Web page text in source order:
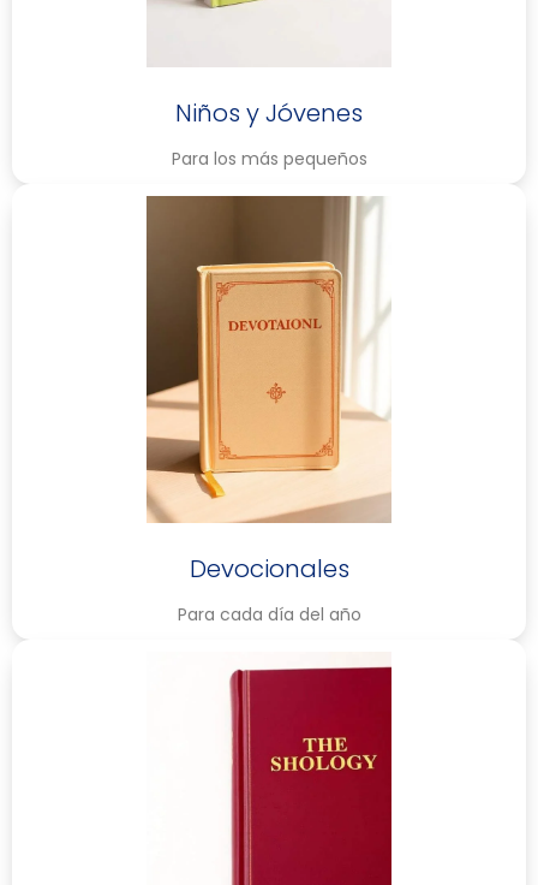
Niños y Jóvenes
Para los más pequeños
Devocionales
Para cada día del año